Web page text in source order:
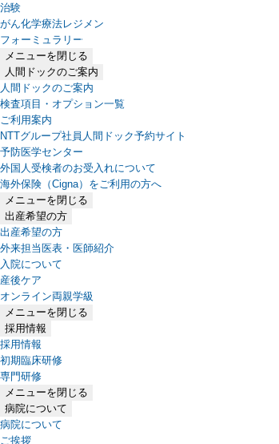
（新しいタブで開きます）
治験
がん化学療法レジメン
フォーミュラリー
（PDFファイル、新しいタブで開きます）
メニューを閉じる
人間ドックのご案内
人間ドックのご案内
検査項目・オプション一覧
ご利用案内
NTTグループ社員人間ドック予約サイト
予防医学センター
外国人受検者のお受入れについて
海外保険（Cigna）をご利用の方へ
メニューを閉じる
出産希望の方
出産希望の方
外来担当医表・医師紹介
入院について
産後ケア
オンライン両親学級
メニューを閉じる
採用情報
採用情報
初期臨床研修
専門研修
メニューを閉じる
病院について
病院について
ご挨拶